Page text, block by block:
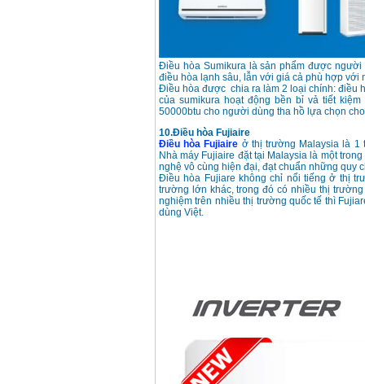
Điều hòa Sumikura là sản phẩm được
điều hòa lạnh sâu, lẫn với giá cả phù hợp với
Điều hòa được chia ra làm 2 loại chính: điều
của sumikura hoạt động bền bỉ vả tiết
50000btu cho người dùng tha hồ lựa chọn
10.Điều hòa Fujiaire
Điều hòa Fujiaire ở thị trường Malaysia là 1
Nhà máy Fujiaire đặt tại Malaysia là một
nghệ vô cùng hiện đại, đạt chuẩn những quy
Điều hòa Fujiare không chỉ nổi tiếng ở thị
trường lớn khác, trong đó có nhiều thị
nghiệm trên nhiều thị trường quốc tế thì
dùng Việt.